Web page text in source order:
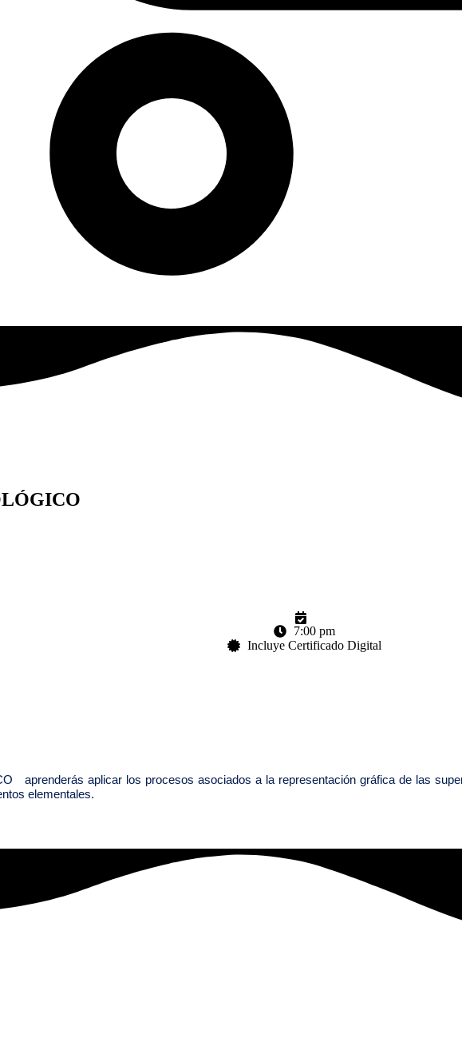
7:00 pm
Incluye Certificado Digital
aprenderás aplicar los procesos asociados a la representación gráfica de las
elementales.